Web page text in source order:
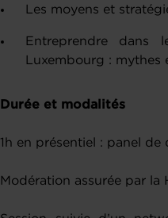
Les moyens et
Entreprendre
Luxembourg : mythes
Durée et modalités
1h en présentiel : panel
Modération assurée par la